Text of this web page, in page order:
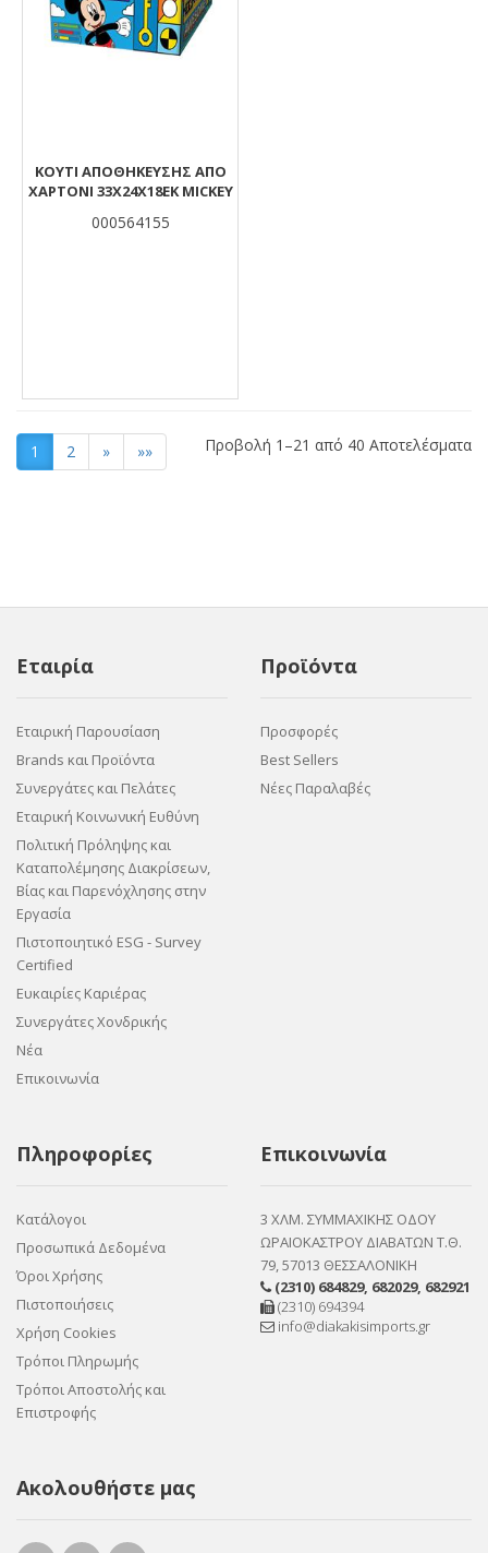
ΚΟΥΤΙ ΑΠΟΘΗΚΕΥΣΗΣ ΑΠΟ
ΧΑΡΤΟΝΙ 33Χ24Χ18ΕΚ MICKEY
000564155
1 2 » »» Προβολή 1–21 από 40 Αποτελέσματα
Εταιρία
Εταιρική Παρουσίαση
Brands και Προϊόντα
Συνεργάτες και Πελάτες
Εταιρική Κοινωνική Ευθύνη
Πολιτική Πρόληψης και
Καταπολέμησης Διακρίσεων,
Βίας και Παρενόχλησης στην
Εργασία
Πιστοποιητικό ESG - Survey
Certified
Ευκαιρίες Καριέρας
Συνεργάτες Χονδρικής
Νέα
Επικοινωνία
Προϊόντα
Προσφορές
Best Sellers
Νέες Παραλαβές
Πληροφορίες
Κατάλογοι
Προσωπικά Δεδομένα
Όροι Χρήσης
Πιστοποιήσεις
Χρήση Cookies
Τρόποι Πληρωμής
Τρόποι Αποστολής και
Επιστροφής
Επικοινωνία
3 ΧΛΜ. ΣΥΜΜΑΧΙΚΗΣ ΟΔΟΥ
ΩΡΑΙΟΚΑΣΤΡΟΥ ΔΙΑΒΑΤΩΝ Τ.Θ.
79, 57013 ΘΕΣΣΑΛΟΝΙΚΗ
(2310) 684829, 682029, 682921
(2310) 694394
info@diakakisimports.gr
Ακολουθήστε μας